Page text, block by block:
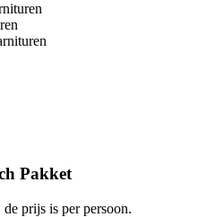
Pakket
prijs is per persoon.